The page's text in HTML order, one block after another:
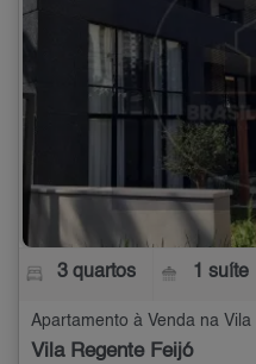
3 quartos 1 suíte
Vila Regente Feijó